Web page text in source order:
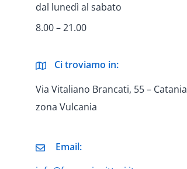
dal lunedì al sabato
8.00 – 21.00
Ci troviamo in:
Via Vitaliano Brancati, 55 – Catania
zona Vulcania
Email: